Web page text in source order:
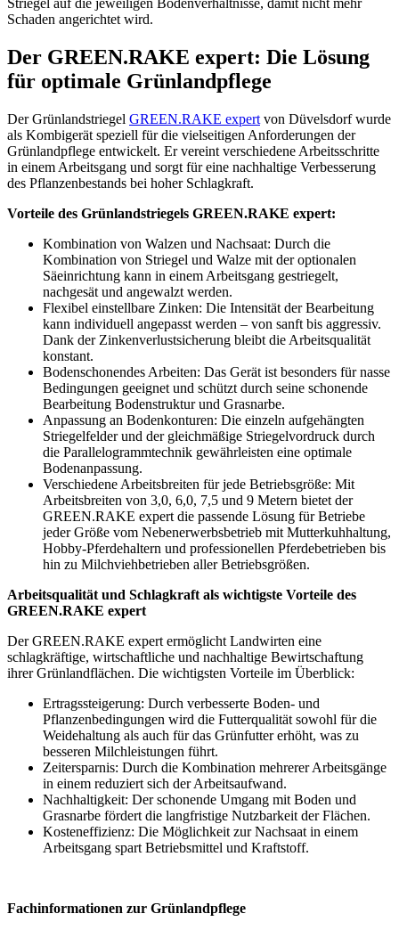
Striegel auf die jeweiligen Bodenverhältnisse, damit nicht mehr
Schaden angerichtet wird.
Der GREEN.RAKE expert: Die Lösung
für optimale Grünlandpflege
Der Grünlandstriegel GREEN.RAKE expert von Düvelsdorf wurde
als Kombigerät speziell für die vielseitigen Anforderungen der
Grünlandpflege entwickelt. Er vereint verschiedene Arbeitsschritte
in einem Arbeitsgang und sorgt für eine nachhaltige Verbesserung
des Pflanzenbestands bei hoher Schlagkraft.
Vorteile des Grünlandstriegels GREEN.RAKE expert:
Kombination von Walzen und Nachsaat: Durch die
Kombination von Striegel und Walze mit der optionalen
Säeinrichtung kann in einem Arbeitsgang gestriegelt,
nachgesät und angewalzt werden.
Flexibel einstellbare Zinken: Die Intensität der Bearbeitung
kann individuell angepasst werden – von sanft bis aggressiv.
Dank der Zinkenverlustsicherung bleibt die Arbeitsqualität
konstant.
Bodenschonendes Arbeiten: Das Gerät ist besonders für nasse
Bedingungen geeignet und schützt durch seine schonende
Bearbeitung Bodenstruktur und Grasnarbe.
Anpassung an Bodenkonturen: Die einzeln aufgehängten
Striegelfelder und der gleichmäßige Striegelvordruck durch
die Parallelogrammtechnik gewährleisten eine optimale
Bodenanpassung.
Verschiedene Arbeitsbreiten für jede Betriebsgröße: Mit
Arbeitsbreiten von 3,0, 6,0, 7,5 und 9 Metern bietet der
GREEN.RAKE expert die passende Lösung für Betriebe
jeder Größe vom Nebenerwerbsbetrieb mit Mutterkuhhaltung,
Hobby-Pferdehaltern und professionellen Pferdebetrieben bis
hin zu Milchviehbetrieben aller Betriebsgrößen.
Arbeitsqualität und Schlagkraft als wichtigste Vorteile des
GREEN.RAKE expert
DerGREEN.RAKE expert ermöglicht Landwirten eine
schlagkräftige, wirtschaftliche und nachhaltige Bewirtschaftung
ihrer Grünlandflächen. Die wichtigsten Vorteile im Überblick:
Ertragssteigerung: Durch verbesserte Boden- und
Pflanzenbedingungen wird die Futterqualität sowohl für die
Weidehaltung als auch für das Grünfutter erhöht, was zu
besseren Milchleistungen führt.
Zeitersparnis: Durch die Kombination mehrerer Arbeitsgänge
in einem reduziert sich der Arbeitsaufwand.
Nachhaltigkeit: Der schonende Umgang mit Boden und
Grasnarbe fördert die langfristige Nutzbarkeit der Flächen.
Kosteneffizienz: Die Möglichkeit zur Nachsaat in einem
Arbeitsgang spart Betriebsmittel und Kraftstoff.
Fachinformationen zur Grünlandpflege